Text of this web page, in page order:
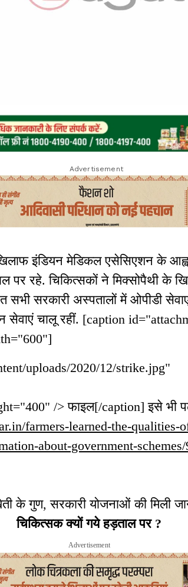
Advertisement
इंडियन मेडिकल एसेसिएशन के
पर रहे. चिकित्सकों ने मिक्सोपैथी के
सरकारी अस्पतालों में ओपीडी सेवाएं
सेवाएं चालू रहीं. [caption
uploads/2020/12/strike.jpg"
/> फाइल[/caption] इसे भी
farmers-learned-the-
about-government-schemes/
के गुण, सरकारी योजनाओं की मिली
चिकित्सक क्यों गये हड़ताल पर ?
Advertisement